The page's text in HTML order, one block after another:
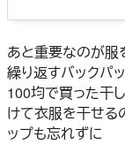
あと重要なのが服
繰り返すバックパ
100均で買った干
けて衣服を干せる
ップも忘れずに